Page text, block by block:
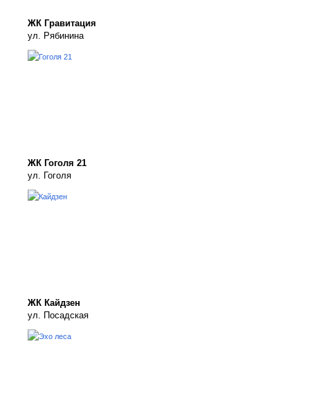
ЖК Гравитация
ул. Рябинина
ЖК Гоголя 21
ул. Гоголя
ЖК Кайдзен
ул. Посадская